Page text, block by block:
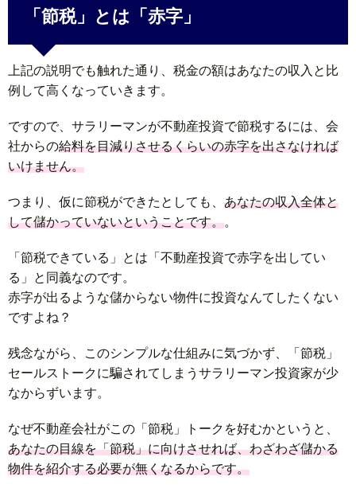
「節税」とは「赤字」
上記の説明でも触れた通り、税金の額はあなたの収入と比
例して高くなっていきます。
ですので、サラリーマンが不動産投資で節税するには、会
社からの給料を目減りさせるくらいの赤字を出さなければ
いけません。
つまり、仮に節税ができたとしても、 あなたの収入全体と
して儲かっていないということです。。
「節税できている」とは「不動産投資で赤字を出してい
る」と同義なのです。
赤字が出るような儲からない物件に投資なんてしたくない
ですよね？
残念ながら、このシンプルな仕組みに気づかず、「節税」
セールストークに騙されてしまうサラリーマン投資家が少
なからずいます。
なぜ不動産会社がこの「節税」トークを好むかというと、
あなたの目線を「節税」に向けさせれば、わざわざ儲かる
物件を紹介する必要が無くなるからです。